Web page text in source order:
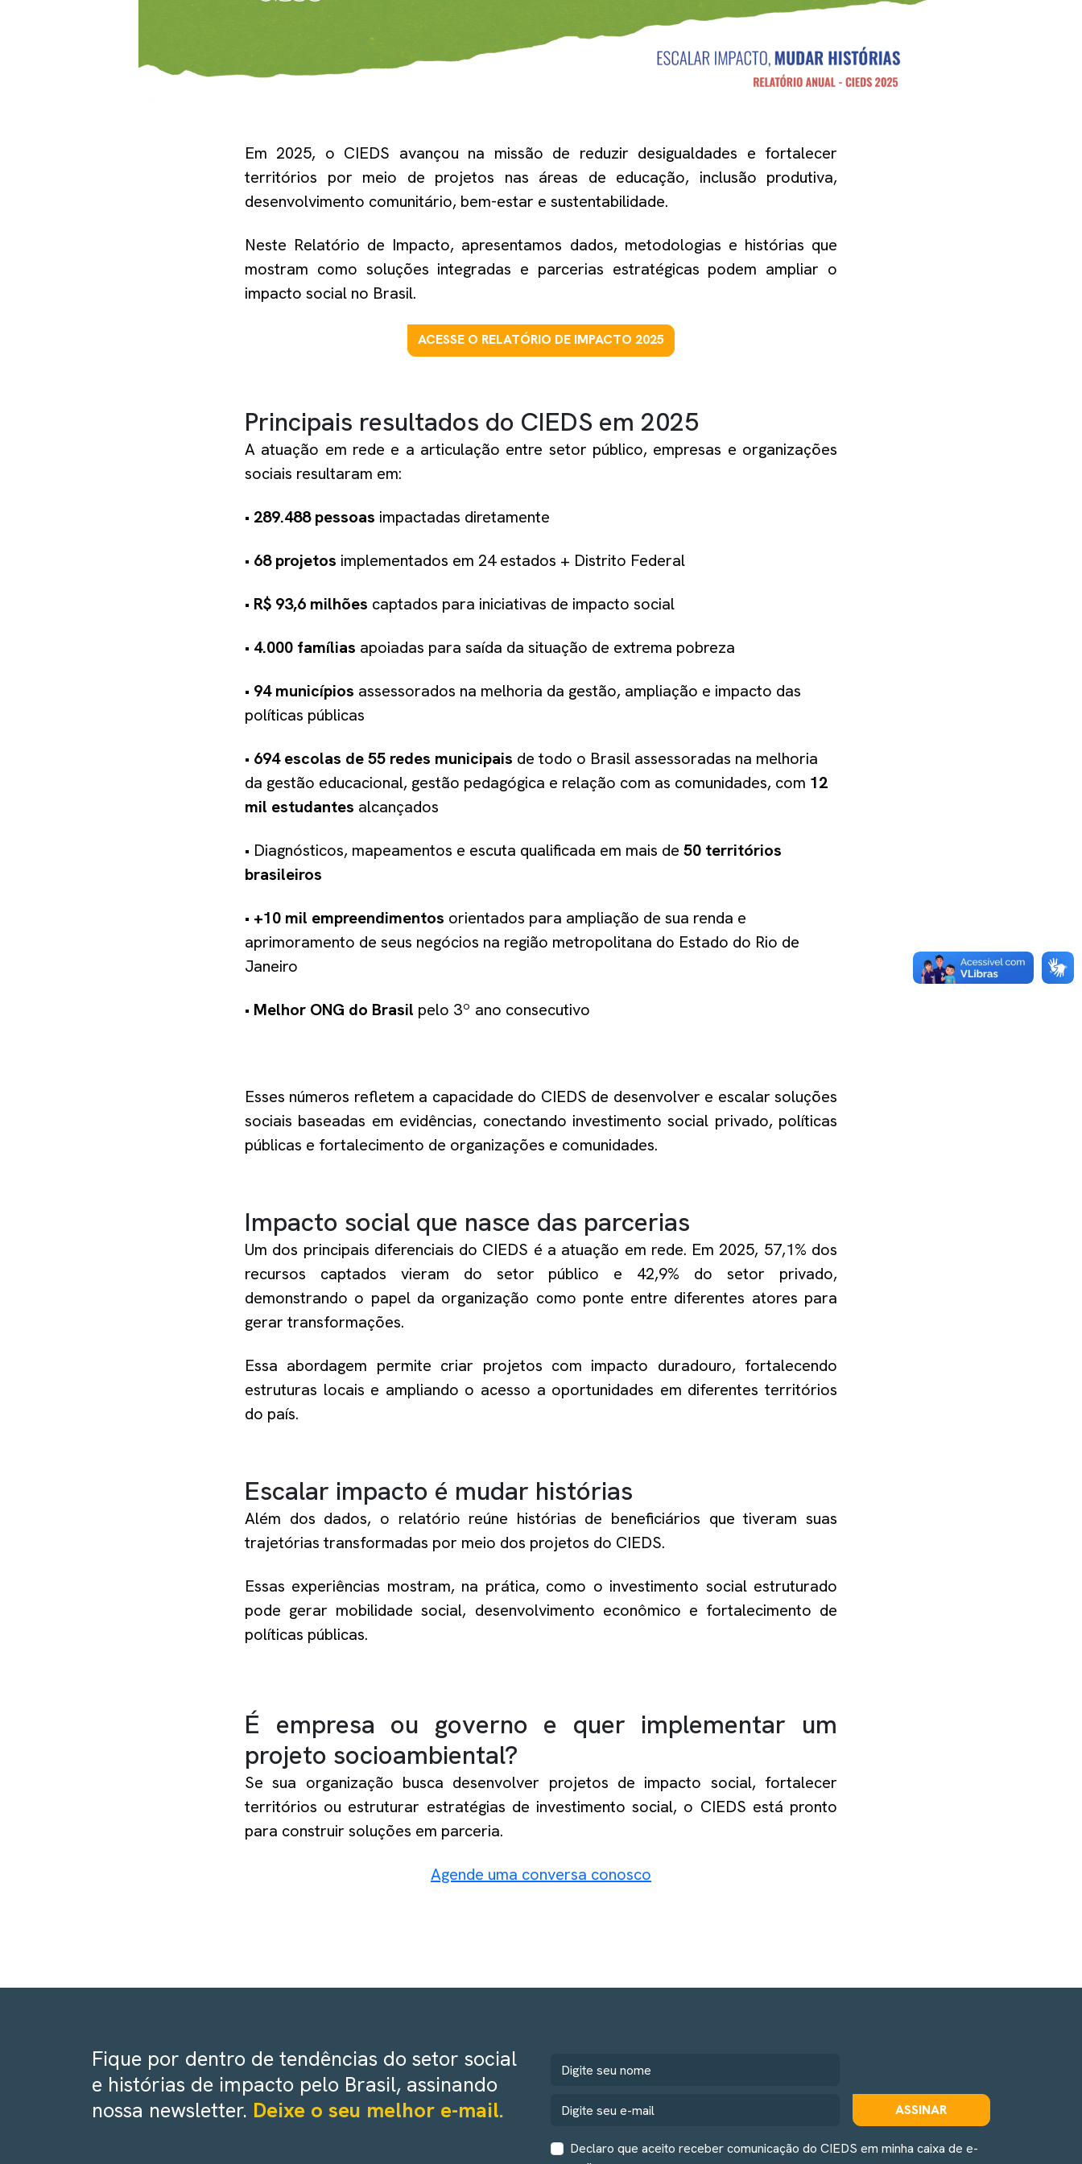
Em 2025, o CIEDS avançou na missão de reduzir desigualdades e fortalecer
territórios por meio de projetos nas áreas de educação, inclusão produtiva,
desenvolvimento comunitário, bem-estar e sustentabilidade.
Neste Relatório de Impacto, apresentamos dados, metodologias e histórias que
mostram como soluções integradas e parcerias estratégicas podem ampliar o
impacto social no Brasil.
ACESSE O RELATÓRIO DE IMPACTO 2025
Principais resultados do CIEDS em 2025
A atuação em rede e a articulação entre setor público, empresas e organizações
sociais resultaram em:
• 289.488 pessoas impactadas diretamente
• 68 projetos implementados em 24 estados + Distrito Federal
• R$ 93,6 milhões captados para iniciativas de impacto social
• 4.000 famílias apoiadas para saída da situação de extrema pobreza
• 94 municípios assessorados na melhoria da gestão, ampliação e impacto das
políticas públicas
• 694 escolas de 55 redes municipais de todo o Brasil assessoradas na melhoria
da gestão educacional, gestão pedagógica e relação com as comunidades, com 12
mil estudantes alcançados
• Diagnósticos, mapeamentos e escuta qualificada em mais de 50 territórios
brasileiros
• +10 mil empreendimentos orientados para ampliação de sua renda e
aprimoramento de seus negócios na região metropolitana do Estado do Rio de
Janeiro
• Melhor ONG do Brasil pelo 3º ano consecutivo
Esses números refletem a capacidade do CIEDS de desenvolver e escalar soluções
sociais baseadas em evidências, conectando investimento social privado, políticas
públicas e fortalecimento de organizações e comunidades.
Impacto social que nasce das parcerias
Um dos principais diferenciais do CIEDS é a atuação em rede. Em 2025, 57,1% dos
recursos captados vieram do setor público e 42,9% do setor privado,
demonstrando o papel da organização como ponte entre diferentes atores para
gerar transformações.
Essa abordagem permite criar projetos com impacto duradouro, fortalecendo
estruturas locais e ampliando o acesso a oportunidades em diferentes territórios
do país.
Escalar impacto é mudar histórias
Além dos dados, o relatório reúne histórias de beneficiários que tiveram suas
trajetórias transformadas por meio dos projetos do CIEDS.
Essas experiências mostram, na prática, como o investimento social estruturado
pode gerar mobilidade social, desenvolvimento econômico e fortalecimento de
políticas públicas.
É empresa ou governo e quer implementar um
projeto socioambiental?
Se sua organização busca desenvolver projetos de impacto social, fortalecer
territórios ou estruturar estratégias de investimento social, o CIEDS está pronto
para construir soluções em parceria.
Agende uma conversa conosco
Fique por dentro de tendências do setor social
e histórias de impacto pelo Brasil, assinando
nossa newsletter. Deixe o seu melhor e-mail. ASSINAR
Declaro que aceito receber comunicação do CIEDS em minha caixa de e-